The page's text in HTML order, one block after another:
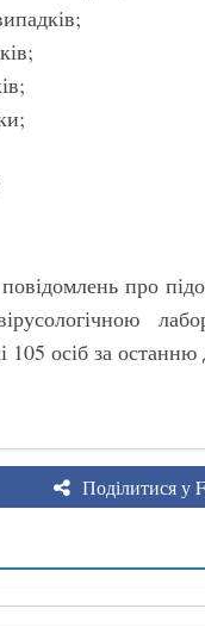
про
105 осіб за останню
Поділитися у